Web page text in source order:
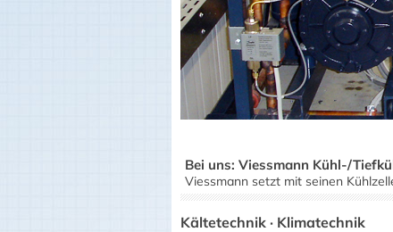
Bei uns: Viessmann Kühl-/
Viessmann setzt mit seinen
Kältetechnik · Klimatechnik